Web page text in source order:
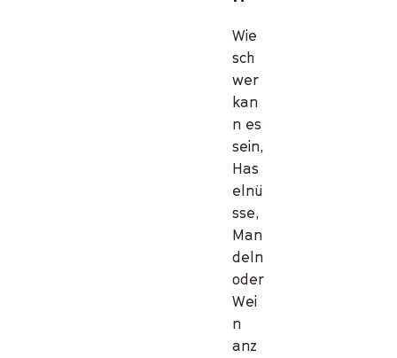
Wie
sch
wer
kan
n es
sein,
Has
elnü
sse,
Man
deln
oder
Wei
n
anz